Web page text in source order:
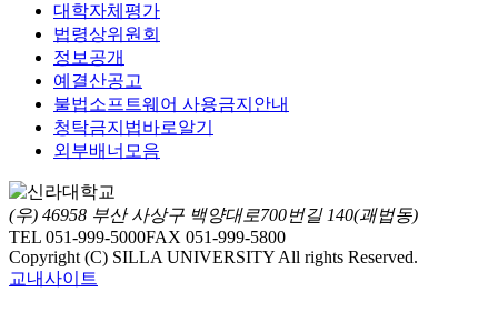
대학자체평가
법령상위원회
정보공개
예결산공고
불법소프트웨어 사용금지안내
청탁금지법바로알기
외부배너모음
(우) 46958 부산 사상구 백양대로700번길 140(괘법동)
TEL 051-999-5000FAX 051-999-5800
Copyright (C) SILLA UNIVERSITY All rights Reserved.
교내사이트